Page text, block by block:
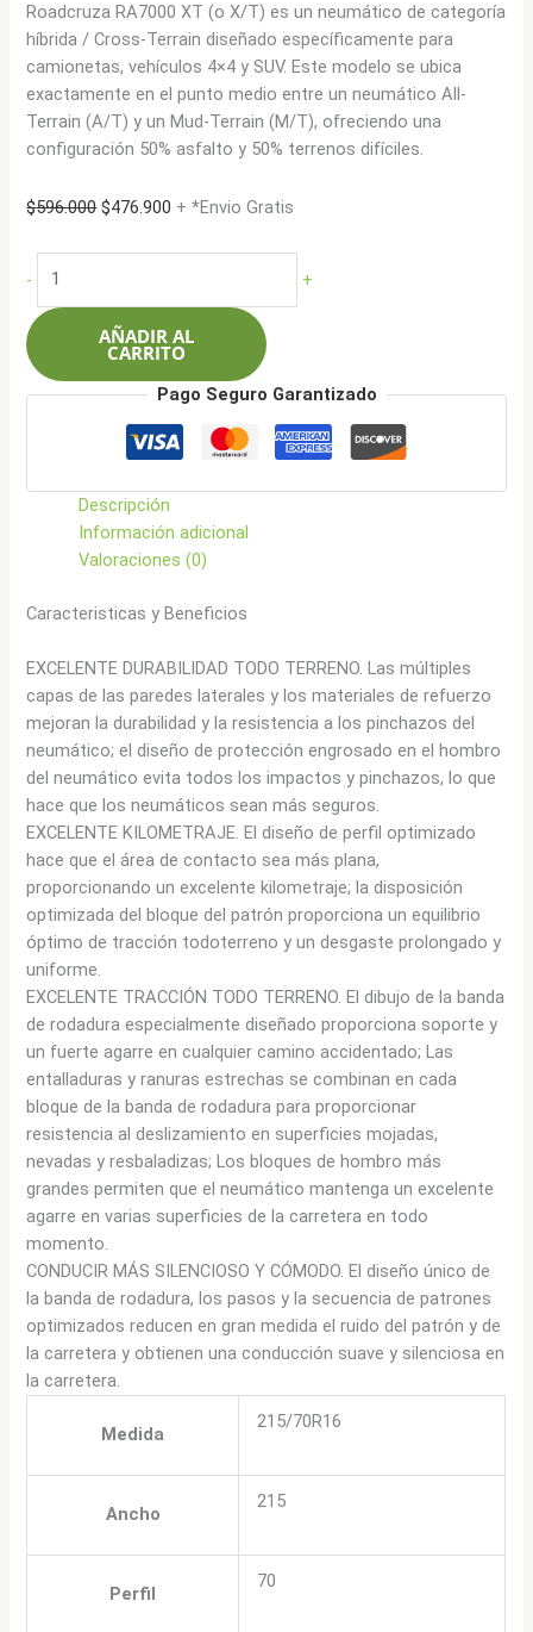
Roadcruza RA7000 XT (o X/T) es un neumático de categoría
híbrida / Cross-Terrain diseñado específicamente para
camionetas, vehículos 4×4 y SUV. Este modelo se ubica
exactamente en el punto medio entre un neumático All-
Terrain (A/T) y un Mud-Terrain (M/T), ofreciendo una
configuración 50% asfalto y 50% terrenos difíciles.
$596.000El
original
$476.900 El
actual
$476.900.
+ *Envio Gratis
-
215/70R16
100T
XT
cantidad
+
AÑADIR AL
CARRITO
Pago Seguro Garantizado
Descripción
Información adicional
Valoraciones (0)
Caracteristicas y Beneficios
EXCELENTE DURABILIDAD TODO TERRENO. Las múltiples
capas de las paredes laterales y los materiales de refuerzo
mejoran la durabilidad y la resistencia a los pinchazos del
neumático; el diseño de protección engrosado en el hombro
del neumático evita todos los impactos y pinchazos, lo que
hace que los neumáticos sean más seguros.
EXCELENTE KILOMETRAJE. El diseño de perfil optimizado
hace que el área de contacto sea más plana,
proporcionando un excelente kilometraje; la disposición
optimizada del bloque del patrón proporciona un equilibrio
óptimo de tracción todoterreno y un desgaste prolongado y
uniforme.
EXCELENTE TRACCIÓN TODO TERRENO. El dibujo de la banda
de rodadura especialmente diseñado proporciona soporte y
un fuerte agarre en cualquier camino accidentado; Las
entalladuras y ranuras estrechas se combinan en cada
bloque de la banda de rodadura para proporcionar
resistencia al deslizamiento en superficies mojadas,
nevadas y resbaladizas; Los bloques de hombro más
grandes permiten que el neumático mantenga un excelente
agarre en varias superficies de la carretera en todo
momento.
CONDUCIR MÁS SILENCIOSO Y CÓMODO. El diseño único de
la banda de rodadura, los pasos y la secuencia de patrones
optimizados reducen en gran medida el ruido del patrón y de
la carretera y obtienen una conducción suave y silenciosa en
la carretera.
Medida
215/70R16
Ancho
215
Perfil
70